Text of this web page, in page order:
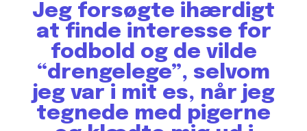
Jeg forsøgte ihærdigt
at finde interesse for
fodbold og de vilde
“drengelege”, selvom
jeg var i mit es, når jeg
tegnede med pigerne